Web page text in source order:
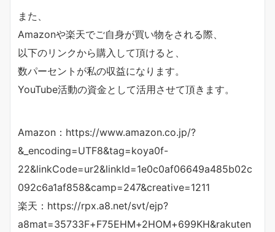
また、
Amazonや楽天でご自身が買い物をされる際、
以下のリンクから購入して頂けると、
数パーセントが私の収益になります。
YouTube活動の資金として活用させて頂きます。
Amazon：https://www.amazon.co.jp/?
&_encoding=UTF8&tag=koya0f-
22&linkCode=ur2&linkId=1e0c0af06649a485b02c
092c6a1af858&camp=247&creative=1211
楽天：https://rpx.a8.net/svt/ejp?
a8mat=35733F+F75EHM+2HOM+699KH&rakuten